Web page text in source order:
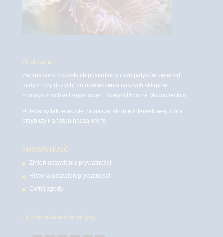
O witrynie
Zapraszamy wszystkich posiadaczy i sympatyków zwierząt
małych czy dużych, do odwiedzenia naszych sklepów
zoologicznych w Legionowie i Nowym Dworze Mazowieckim
Polecamy także wizytę na naszej stronie internetowej, która
przybliży Państwu naszą ofertę.
PRYWATNOŚĆ
Zmień ustawienia prywatności
Historia ustawień prywatności
Cofnij zgody
Licznik odwiedzin witryny